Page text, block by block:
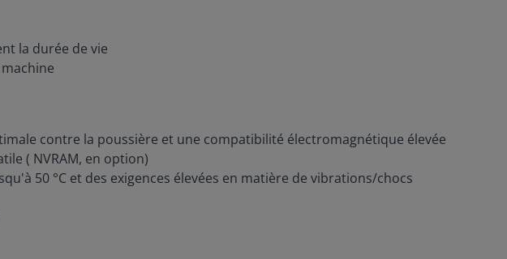
la durée de vie
contre la poussière et une compatibilité électromagnétique élevée
( NVRAM, en option)
50 °C et des exigences élevées en matière de vibrations/chocs